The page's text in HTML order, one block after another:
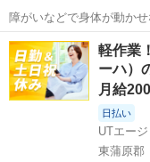
障がいなどで身体が動か
の生活を支援する、見守
ん直行直帰OK。 【サービス】 訪問介護（日勤） 【仕事内容】 見守り
がメインの訪問介護のお
新潟 東蒲原郡 豊
軽作業
ーハ）
月給
日払い
UTエー
東蒲原郡